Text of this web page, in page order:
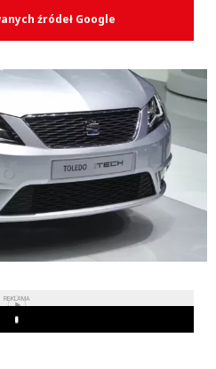
źródeł Google
REKLAMA
Play